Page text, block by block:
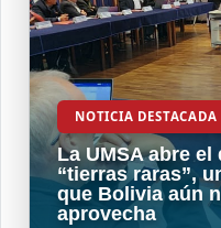
NOTICIA DESTACADA
La UMSA abre el
“tierras raras”,
que Bolivia aún
aprovecha